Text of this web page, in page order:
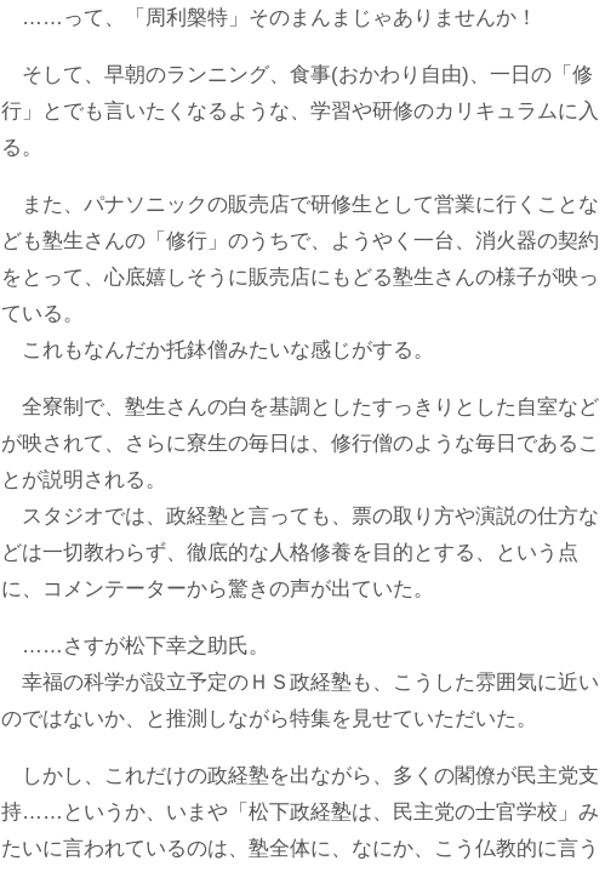
……って、「周利槃特」そのまんまじゃありませんか！
そして、早朝のランニング、食事(おかわり自由)、一日の「修
行」とでも言いたくなるような、学習や研修のカリキュラムに入
る。
また、パナソニックの販売店で研修生として営業に行くことな
ども塾生さんの「修行」のうちで、ようやく一台、消火器の契約
をとって、心底嬉しそうに販売店にもどる塾生さんの様子が映っ
ている。
これもなんだか托鉢僧みたいな感じがする。
全寮制で、塾生さんの白を基調としたすっきりとした自室など
が映されて、さらに寮生の毎日は、修行僧のような毎日であるこ
とが説明される。
スタジオでは、政経塾と言っても、票の取り方や演説の仕方な
どは一切教わらず、徹底的な人格修養を目的とする、という点
に、コメンテーターから驚きの声が出ていた。
……さすが松下幸之助氏。
幸福の科学が設立予定のＨＳ政経塾も、こうした雰囲気に近い
のではないか、と推測しながら特集を見せていただいた。
しかし、これだけの政経塾を出ながら、多くの閣僚が民主党支
持……というか、いまや「松下政経塾は、民主党の士官学校」み
たいに言われているのは、塾全体に、なにか、こう仏教的に言う